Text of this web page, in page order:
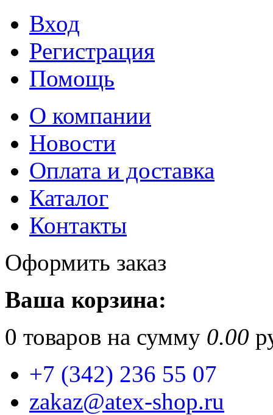
Вход
Регистрация
Помощь
О компании
Новости
Оплата и доставка
Каталог
Контакты
Оформить заказ
Ваша корзина:
0 товаров на сумму 0.00
+7 (342) 236 55 07
zakaz@atex-shop.ru